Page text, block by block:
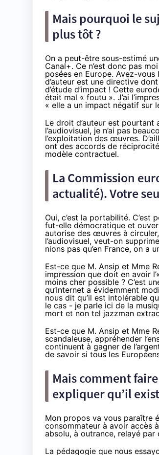
Mais pourquoi le
plus tôt ?
On a peut-être sous-estimé
Canal+. Ce n’est donc pas
posées en Europe. Avez-
d’auteur est une directive
d’étude d’impact ! Cette
était mal « foutu ». J’ai
« elle a un impact négatif sur
Le droit d’auteur est pourtant
l’audiovisuel, je n’ai pas
l’exploitation des œuvres.
ont des accords de
modèle contractuel.
La Commission
actualité). Votre
Oui, c’est la portabilité.
fut-elle démocratique et
autorise des œuvres à
l’audiovisuel, veut-on
nions pas qu’en France, on a
Est-ce que M. Ansip et Mme
impression que doit en avoir
moins cher possible ? C’est
qu’Internet a évidemment
nous dit qu’il est intolérable
le cas - je parle ici de la
mort et non tel jazzman
Est-ce que M. Ansip et Mme
scandaleuse, appréhender
continuent à gagner de
de savoir si tous les
Mais comment
expliquer qu’il
Mon propos va vous paraître
consommateur à avoir accès
absolu, à outrance, relayé
La pédagogie que nous